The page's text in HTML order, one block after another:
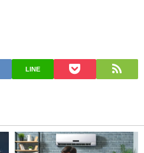
LINE